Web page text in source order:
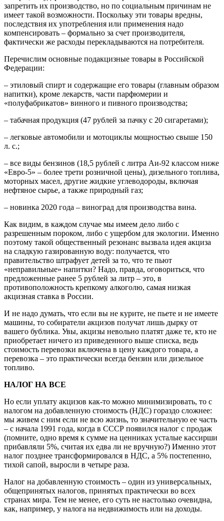
запретить их производство, но по социальным причинам не
имеет такой возможности. Поскольку эти товары вредны,
последствия их употребления или применения надо
компенсировать – формально за счет производителя,
фактически же расходы перекладываются на потребителя.
Перечислим основные подакцизные товары в Российской
Федерации:
– этиловый спирт и содержащие его товары (главным образом
напитки), кроме лекарств, части парфюмерии и
«полуфабрикатов» винного и пивного производства;
– табачная продукция (47 рублей за пачку с 20 сигаретами);
– легковые автомобили и мотоциклы мощностью свыше 150
л. с.;
– все виды бензинов (18,5 рублей с литра Аи-92 классом ниже
«Евро-5» – более трети розничной цены), дизельного топлива,
моторных масел, другие жидкие углеводороды, включая
нефтяное сырье, а также природный газ;
– новинка 2020 года – виноград для производства вина.
Как видим, в каждом случае мы имеем дело либо с
разрешенным пороком, либо с ущербом для экологии. Именно
поэтому такой общественный резонанс вызвала идея акциза
на сладкую газированную воду: получается, что
правительство штрафует детей за то, что те пьют
«неправильные» напитки? Надо, правда, оговориться, что
предложенные ранее 5 рублей за литр – это, в
противоположность крепкому алкоголю, самая низкая
акцизная ставка в России.
И не надо думать, что если вы не курите, не пьете и не имеете
машины, то собиратели акцизов получат лишь дырку от
вашего бублика. Увы, акцизы невольно платят даже те, кто не
приобретает ничего из приведенного выше списка, ведь
стоимость перевозки включена в цену каждого товара, а
перевозка – это практически всегда бензин или дизельное
топливо.
НАЛОГ НА ВСЕ
Но если уплату акцизов как-то можно минимизировать, то с
налогом на добавленную стоимость (НДС) гораздо сложнее:
мы живем с ним если не всю жизнь, то значительную ее часть
– с начала 1991 года, когда в СССР появился налог с продаж
(помните, одно время к сумме на ценниках усталые кассирши
прибавляли 5%, считая их едва ли не вручную?) Именно этот
налог позднее трансформировался в НДС, а 5% постепенно,
тихой сапой, выросли в четыре раза.
Налог на добавленную стоимость – один из универсальных,
общепринятых налогов, принятых практически во всех
странах мира. Тем не менее, его суть не настолько очевидна,
как, например, у налога на недвижимость или на доходы.